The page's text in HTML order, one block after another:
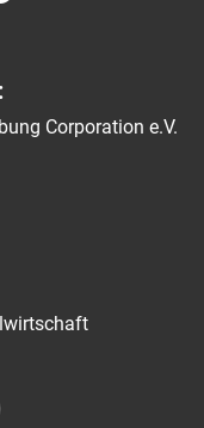
Corporation e.V.